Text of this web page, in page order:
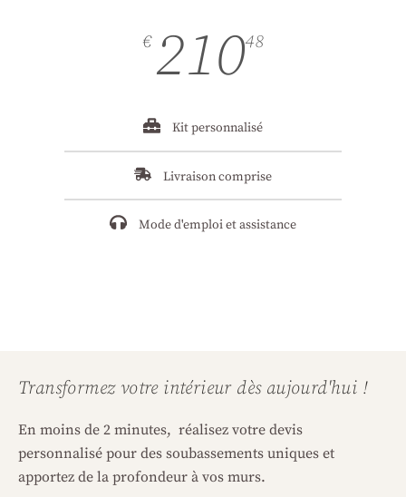
€ 21048
Kit personnalisé
Livraison comprise
Mode d'emploi et assistance
Transformez votre intérieur dès aujourd'hui !
En moins de 2 minutes, réalisez votre devis
personnalisé pour des soubassements uniques et
apportez de la profondeur à vos murs.